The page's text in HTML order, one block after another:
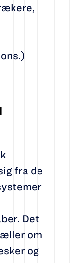
fra de
Det
om
og